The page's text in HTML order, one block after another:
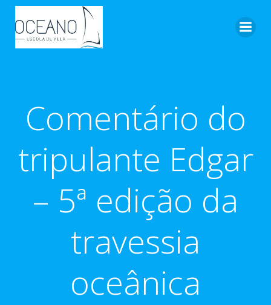
Comentário do
tripulante Edgar
– 5ª edição da
travessia
oceânica